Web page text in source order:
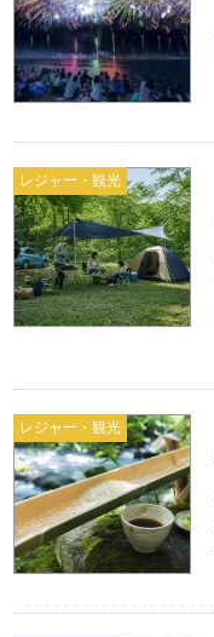
レジャー・観光
レジャー・観光